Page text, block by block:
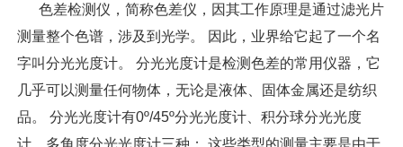
色差检测仪，简称色差仪，因其工作原理是通过滤光片
测量整个色谱，涉及到光学。 因此，业界给它起了一个名
字叫分光光度计。 分光光度计是检测色差的常用仪器，它
几乎可以测量任何物体，无论是液体、固体金属还是纺织
品。 分光光度计有0º/45º分光光度计、积分球分光光度
计、多角度分光光度计三种； 这些类型的测量主要是由于